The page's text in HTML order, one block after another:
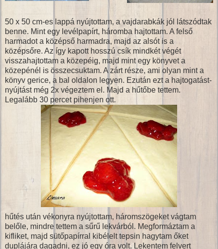
50 x 50 cm-es lappá nyújtottam, a vajdarabkák jól látszódtak
benne. Mint egy levélpapírt, háromba hajtottam. A felső
harmadot a középső harmadra, majd az alsót is a
középsőre. Az így kapott hosszú csík mindkét végét
visszahajtottam a közepéig, majd mint egy könyvet a
közepénél is összecsuktam. A zárt része, ami olyan mint a
könyv gerice, a bal oldalon legyen. Ezután ezt a hajtogatást-
nyújtást még 2x végeztem el. Majd a hűtőbe tettem.
Legalább 30 percet pihenjen ott.
hűtés után vékonyra nyújtottam, háromszögeket vágtam
belőle, mindre tettem a sűrű lekvárból. Megformáztam a
kifliket, majd sütőpapírral kibélelt tepsin hagytam őket
duplájára dagadni, ez jó egy óra volt. Lekentem felvert